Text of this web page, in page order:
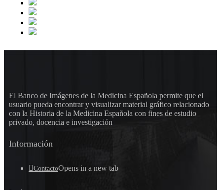
El Banco de Imágenes de la Medicina Española permite que el
usuario pueda encontrar y visualizar material gráfico relacionado
con la Historia de la Medicina Española con fines de estudio
privado, docencia e investigación
Información
ContactoOpens in a new tab